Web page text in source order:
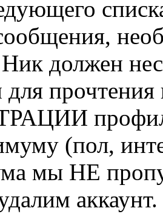
должен
для
профиль
(пол,
мы НЕ